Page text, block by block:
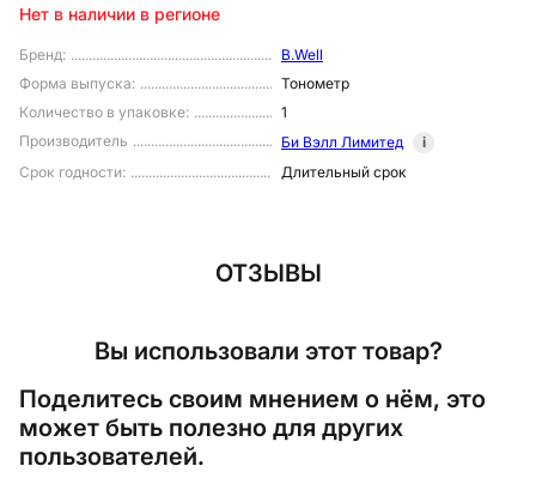
Бренд:
B.Well
Форма выпуска:
Тонометр
Количество в упаковке:
1
Производитель
Би Вэлл Лимитед
i
Срок годности: Длительный срок
Нет в наличии в регионе
ОТЗЫВЫ
Вы использовали этот товар?
Поделитесь своим мнением о нём, это
может быть полезно для других
пользователей.